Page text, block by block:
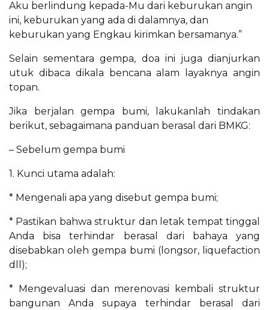
Aku berlindung kepada-Mu dari keburukan angin
ini, keburukan yang ada di dalamnya, dan
keburukan yang Engkau kirimkan bersamanya.”
Selain sementara gempa, doa ini juga dianjurkan
utuk dibaca dikala bencana alam layaknya angin
topan.
Jika berjalan gempa bumi, lakukanlah tindakan
berikut, sebagaimana panduan berasal dari BMKG:
– Sebelum gempa bumi
1. Kunci utama adalah:
* Mengenali apa yang disebut gempa bumi;
* Pastikan bahwa struktur dan letak tempat tinggal
Anda bisa terhindar berasal dari bahaya yang
disebabkan oleh gempa bumi (longsor, liquefaction
dll);
* Mengevaluasi dan merenovasi kembali struktur
bangunan Anda supaya terhindar berasal dari